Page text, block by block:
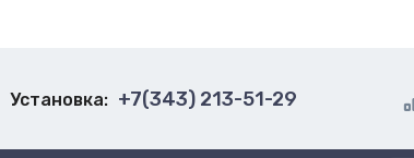
Установка: +7(343) 213-51-29